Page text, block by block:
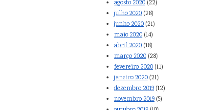
agosto 2020 (22)
julho 2020 (28)
junho 2020 (21)
maio 2020 (14)
abril 2020 (18)
março 2020 (28)
fevereiro 2020 (11)
janeiro 2020 (21)
dezembro 2019 (12)
novembro 2019 (5)